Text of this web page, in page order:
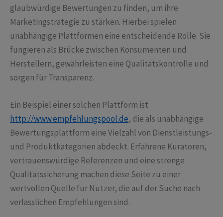
glaubwürdige Bewertungen zu finden, um ihre
Marketingstrategie zu stärken. Hierbei spielen
unabhängige Plattformen eine entscheidende Rolle. Sie
fungieren als Brücke zwischen Konsumenten und
Herstellern, gewährleisten eine Qualitätskontrolle und
sorgen für Transparenz.
Ein Beispiel einer solchen Plattform ist
http://www.empfehlungspool.de, die als unabhängige
Bewertungsplattform eine Vielzahl von Dienstleistungs-
und Produktkategorien abdeckt. Erfahrene Kuratoren,
vertrauenswürdige Referenzen und eine strenge
Qualitätssicherung machen diese Seite zu einer
wertvollen Quelle für Nutzer, die auf der Suche nach
verlässlichen Empfehlungen sind.